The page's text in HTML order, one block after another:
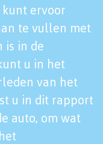
kunt ervoor
te vullen met
is in de
u in het
van het
u in dit rapport
auto, om wat